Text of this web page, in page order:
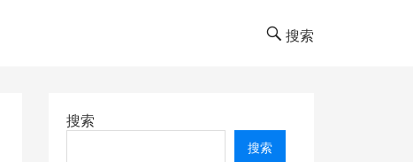
搜索
搜索
搜索